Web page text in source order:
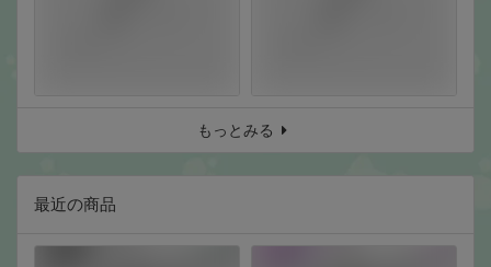
もっとみる
最近の商品